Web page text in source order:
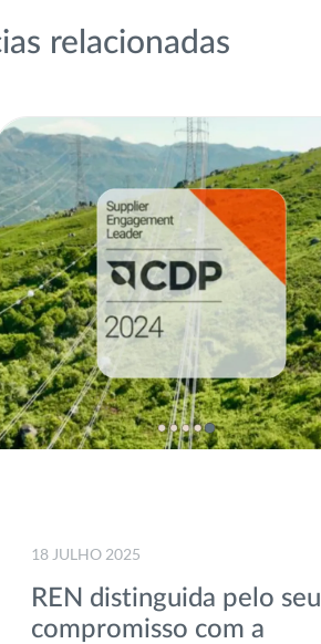
relacionadas
18 JULHO 2025
REN distinguida pelo seu
compromisso com a